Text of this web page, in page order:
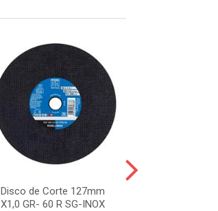
Disco de Corte 127mm
X1,0 GR- 60 R SG-INOX